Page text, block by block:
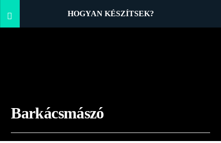
HOGYAN KÉSZÍTSEK?
Barkácsmászó